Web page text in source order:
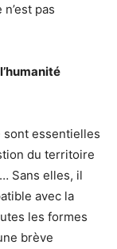
pas
sont essentielles
du territoire
Sans elles, il
avec la
les formes
brève